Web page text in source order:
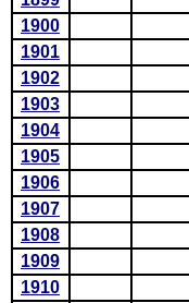
1900
1901
1902
1903
1904
1905
1906
1907
1908
1909
1910